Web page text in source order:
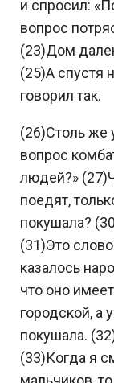
и спросил:
вопрос
(23)Дом
(25)А спустя
говорил так.
(26)Столь же
вопрос
людей?»
поедят,
покушала?
(31)Это
казалось
что оно
городской, а
покушала.
(33)Когда я